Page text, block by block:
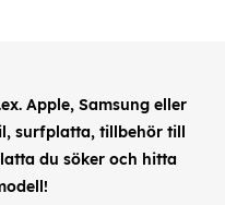
Apple, Samsung eller
surfplatta, tillbehör till
du söker och hitta